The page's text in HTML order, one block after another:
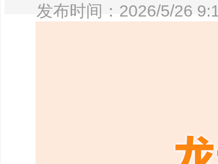
发布时间：2026/5/26